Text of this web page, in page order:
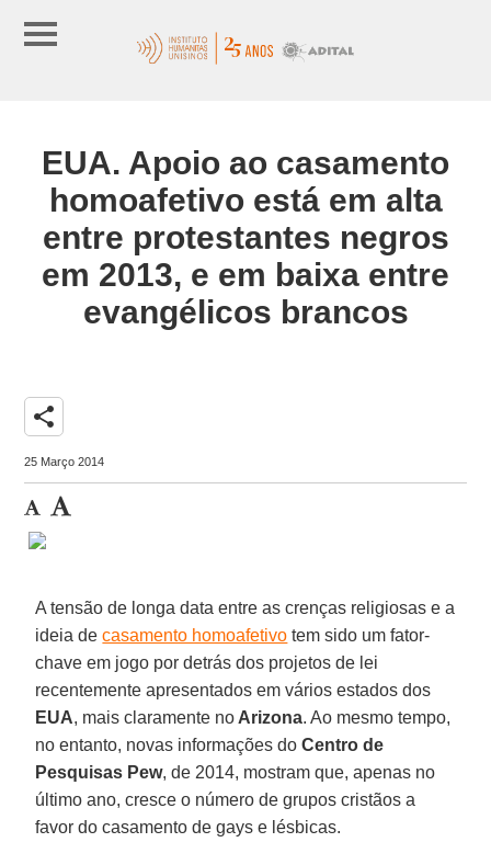
EUA. Apoio ao casamento
homoafetivo está em alta
entre protestantes negros
em 2013, e em baixa entre
evangélicos brancos
share
25 Março 2014
A tensão de longa data entre as crenças religiosas e a
ideia decasamento homoafetivo tem sido um fator-
chave em jogo por detrás dos projetos de lei
recentemente apresentados em vários estados dos
EUA, mais claramente no Arizona. Ao mesmo tempo,
no entanto, novas informações doCentro de
Pesquisas Pew, de 2014, mostram que, apenas no
último ano, cresce o número de grupos cristãos a
favor do casamento de gays e lésbicas.